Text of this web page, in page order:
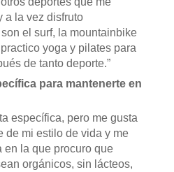
a la vez disfruto
el surf, la mountainbike
yoga y pilates para
de tanto deporte.”
para mantenerte en
específica, pero me gusta
de mi estilo de vida y me
en la que procuro que
orgánicos, sin lácteos,